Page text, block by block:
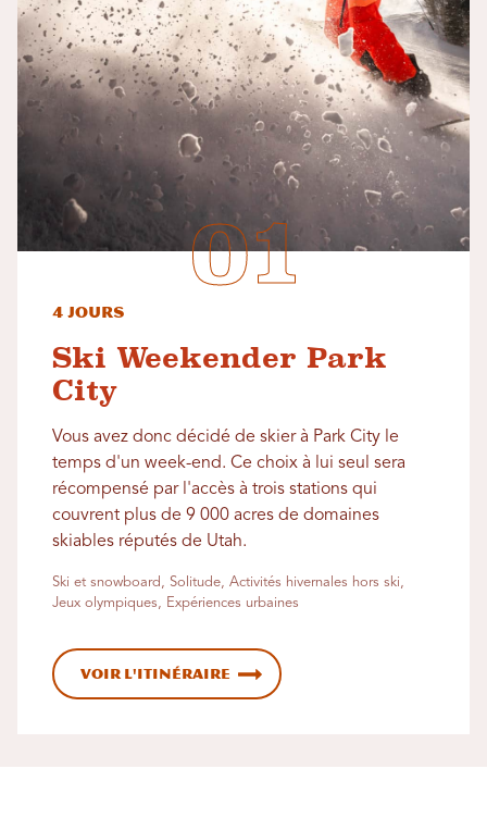
4 jours
Ski Weekender Park
City
Vous avez donc décidé de skier à Park City le
temps d'un week-end. Ce choix à lui seul sera
récompensé par l'accès à trois stations qui
couvrent plus de 9 000 acres de domaines
skiables réputés de Utah.
Ski et snowboard, Solitude, Activités hivernales hors ski,
Jeux olympiques, Expériences urbaines
Voir l'itinéraire